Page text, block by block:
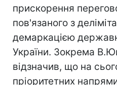
прискорення
пов'язаного з
демаркацією
України. Зокрема
відзначив, що на
пріоритетних